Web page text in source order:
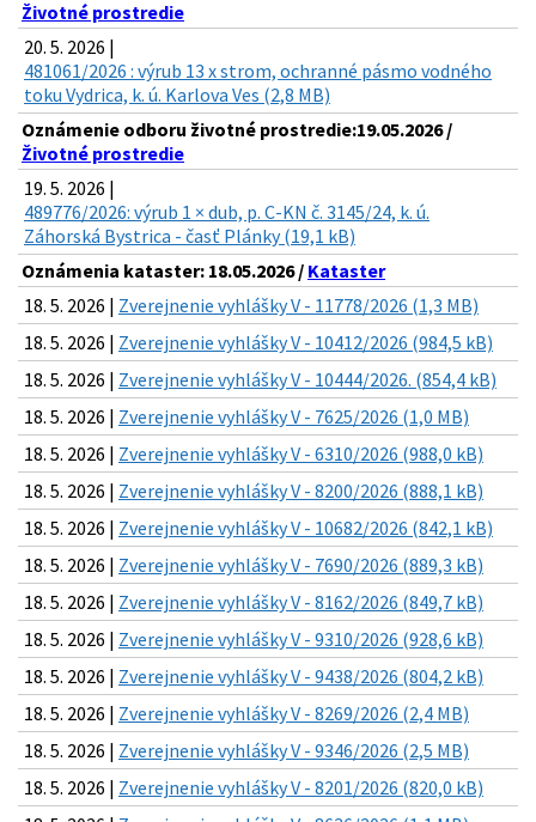
Životné prostredie
20. 5. 2026 |
481061/2026 : výrub 13 x strom, ochranné pásmo vodného
toku Vydrica, k. ú. Karlova Ves (2,8 MB)
Oznámenie odboru životné prostredie:19.05.2026 /
Životné prostredie
19. 5. 2026 |
489776/2026: výrub 1 × dub, p. C-KN č. 3145/24, k. ú.
Záhorská Bystrica - časť Plánky (19,1 kB)
Oznámenia kataster: 18.05.2026 / Kataster
18. 5. 2026 | Zverejnenie vyhlášky V - 11778/2026 (1,3 MB)
18. 5. 2026 | Zverejnenie vyhlášky V - 10412/2026 (984,5 kB)
18. 5. 2026 | Zverejnenie vyhlášky V - 10444/2026. (854,4 kB)
18. 5. 2026 | Zverejnenie vyhlášky V - 7625/2026 (1,0 MB)
18. 5. 2026 | Zverejnenie vyhlášky V - 6310/2026 (988,0 kB)
18. 5. 2026 | Zverejnenie vyhlášky V - 8200/2026 (888,1 kB)
18. 5. 2026 | Zverejnenie vyhlášky V - 10682/2026 (842,1 kB)
18. 5. 2026 | Zverejnenie vyhlášky V - 7690/2026 (889,3 kB)
18. 5. 2026 | Zverejnenie vyhlášky V - 8162/2026 (849,7 kB)
18. 5. 2026 | Zverejnenie vyhlášky V - 9310/2026 (928,6 kB)
18. 5. 2026 | Zverejnenie vyhlášky V - 9438/2026 (804,2 kB)
18. 5. 2026 | Zverejnenie vyhlášky V - 8269/2026 (2,4 MB)
18. 5. 2026 | Zverejnenie vyhlášky V - 9346/2026 (2,5 MB)
18. 5. 2026 | Zverejnenie vyhlášky V - 8201/2026 (820,0 kB)